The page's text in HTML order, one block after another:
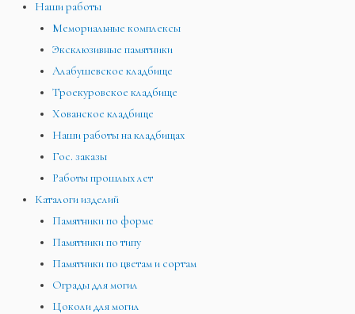
Наши работы
Мемориальные комплексы
Эксклюзивные памятники
Алабушевское кладбище
Троекуровское кладбище
Хованское кладбище
Наши работы на кладбищах
Гос. заказы
Работы прошлых лет
Каталоги изделий
Памятники по форме
Памятники по типу
Памятники по цветам и сортам
Ограды для могил
Цоколи для могил